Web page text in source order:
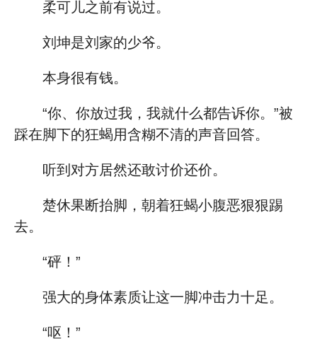
柔可儿之前有说过。
刘坤是刘家的少爷。
本身很有钱。
“你、你放过我，我就什么都告诉你。”被
踩在脚下的狂蝎用含糊不清的声音回答。
听到对方居然还敢讨价还价。
楚休果断抬脚，朝着狂蝎小腹恶狠狠踢
去。
“砰！”
强大的身体素质让这一脚冲击力十足。
“呕！”